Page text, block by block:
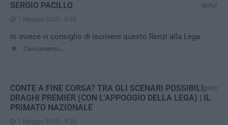
SERGIO PACILLO
1 Maggio 2020 - 8:29
Io invece vi consiglio di iscrivere questo Renzi alla Lega.
Caricamento...
REPLY
CONTE A FINE CORSA? TRA GLI SCENARI POSSIBILI,
DRAGHI PREMIER (CON L'APPOGGIO DELLA LEGA) | IL
PRIMATO NAZIONALE
1 Maggio 2020 - 9:20
REPLY